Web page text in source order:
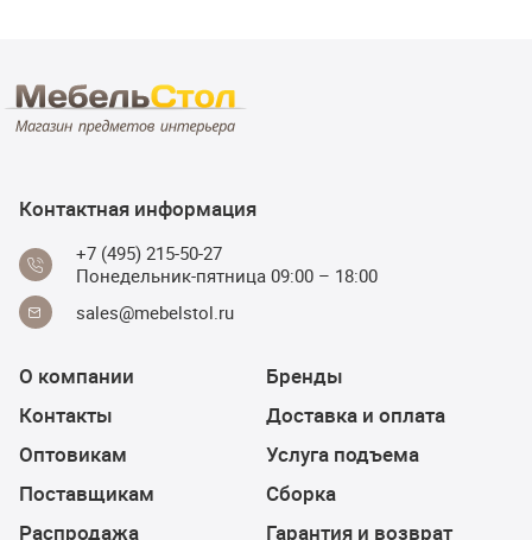
Контактная информация
+7 (495) 215-50-27
Понедельник-пятница 09:00 – 18:00
sales@mebelstol.ru
О компании
Контакты
Оптовикам
Поставщикам
Распродажа
Бренды
Доставка и оплата
Услуга подъема
Сборка
Гарантия и возврат